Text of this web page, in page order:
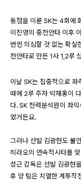
동점을 이룬 SK는 4회에
이진영의 중전안타 이후
번엔 의심할 것 없는 확실
전안타로 만든 1사 1,2루
이날 SK는 집중적으로
때에 2루 주자 박재홍이
다. SK 전력분석원이 좌
었거든요.
그러나 선발 김광현도 불
히라오의 연속적시타를
성근 감독은 선발 김광현
후 양 팀은 치열한 계투작